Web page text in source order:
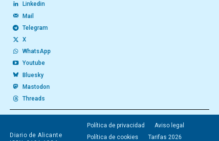
Linkedin
Mail
Telegram
X
WhatsApp
Youtube
Bluesky
Mastodon
Threads
Diario de Alicante
Política de privacidad
Aviso legal
Política de cookies
Tarifas 2026